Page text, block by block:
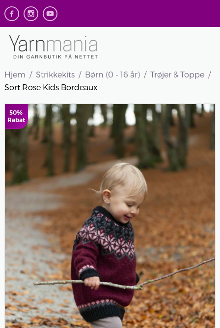
Hjem Strikkekits Børn (0 - 16 år)
Trøjer & Toppe
Sort Rose Kids Bordeaux
50%
Rabat